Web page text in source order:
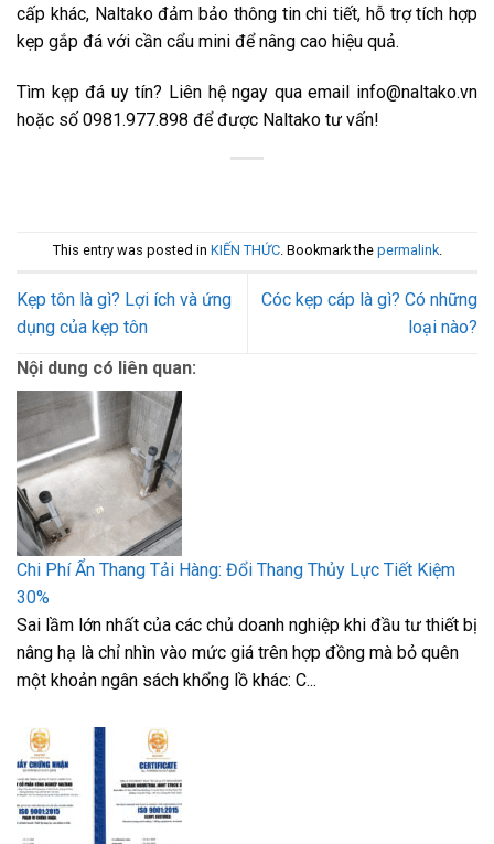
cấp khác, Naltako đảm bảo thông tin chi tiết, hỗ trợ tích hợp
kẹp gắp đá với cần cẩu mini để nâng cao hiệu quả.
Tìm kẹp đá uy tín? Liên hệ ngay qua email info@naltako.vn
hoặc số 0981.977.898 để được Naltako tư vấn!
This entry was posted in KIẾN THỨC. Bookmark the permalink.
Kẹp tôn là gì? Lợi ích và ứng
dụng của kẹp tôn
Cóc kẹp cáp là gì? Có những
loại nào?
Nội dung có liên quan:
Chi Phí Ẩn Thang Tải Hàng: Đổi Thang Thủy Lực Tiết Kiệm
30%
Sai lầm lớn nhất của các chủ doanh nghiệp khi đầu tư thiết bị
nâng hạ là chỉ nhìn vào mức giá trên hợp đồng mà bỏ quên
một khoản ngân sách khổng lồ khác: C...